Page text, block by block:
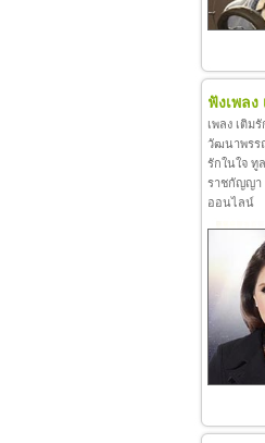
ฟังเพล
เพลง เติ
วัฒนาพรร
รักในใจ ทู
ราชกัญญา
ออนไลน์